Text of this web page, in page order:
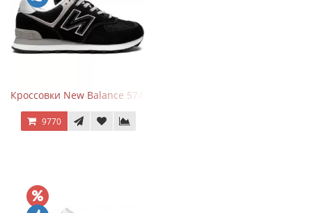
Кроссовки New Balance 574 Evergreen Black
9770